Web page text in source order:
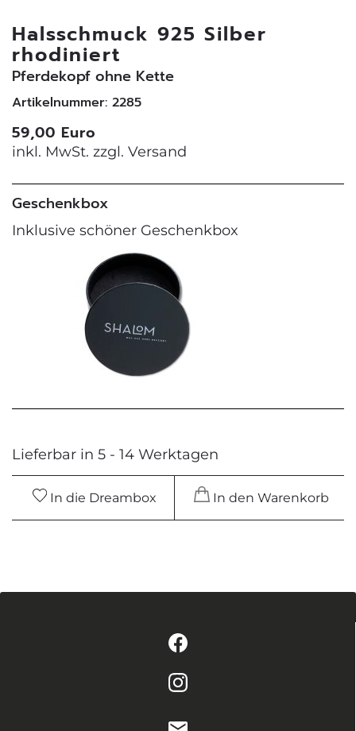
Halsschmuck 925 Silber
rhodiniert
Pferdekopf ohne Kette
Artikelnummer: 2285
59,00 Euro
inkl. MwSt. zzgl. Versand
Geschenkbox
Inklusive schöner Geschenkbox
Lieferbar in 5 - 14 Werktagen
In die Dreambox In den Warenkorb